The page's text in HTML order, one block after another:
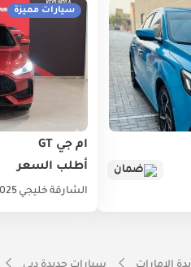
ضمان
سيارات مميزة
أم جي GT
أطلب السعر
الشارقة خليجي